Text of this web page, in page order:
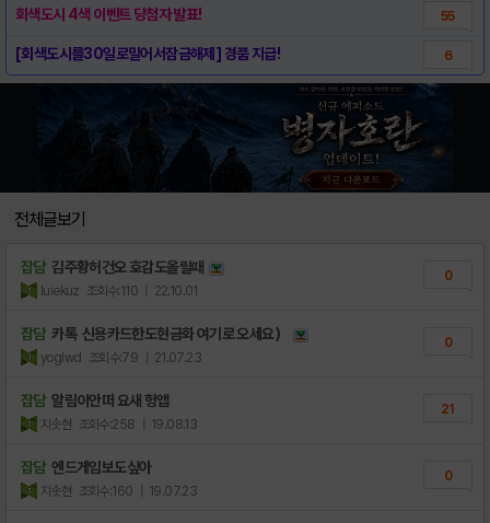
회색도시 4색 이벤트 당첨자 발표! 55
[회색도시를30일로밀어서잠금해제] 경품 지급! 6
전체글보기
잡담 김주황허건오 호감도올릴때
luiekuz 조회수:110 | 22.10.01
0
잡담 카톡 신용카드한도현금화 여기로 오세요）
yoglwd 조회수:79 | 21.07.23
0
잡담 알림이안떠 요새 헝앱
지솟현 조회수:258 | 19.08.13
21
잡담 엔드게임보도싶아
지솟현 조회수:160 | 19.07.23
0